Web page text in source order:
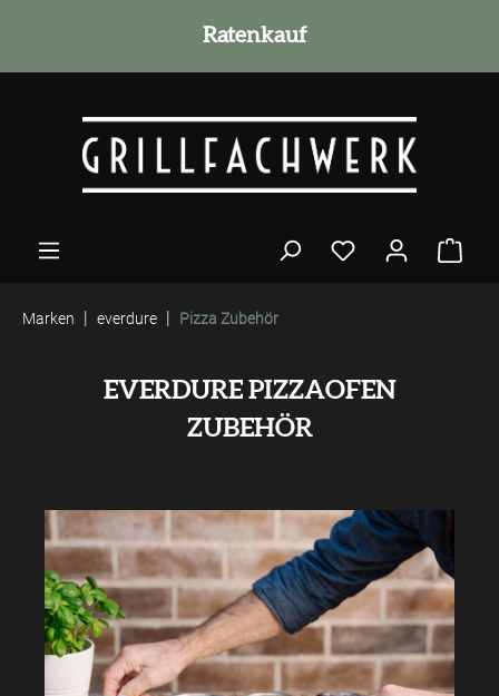
Ratenkauf
Grillmeister Beratung
Marken | everdure | Pizza Zubehör
EVERDURE PIZZAOFEN
ZUBEHÖR